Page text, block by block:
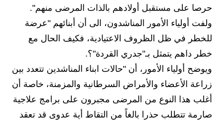
المرحلة المتوسطة
المرحلة الاعدادية
المرحلة الابتدائية
المرحلة المتوسطة
حرصا على مستقبل أولادهم بالذات المرضى منهم".
ولفت أولياء الأمور المناشدون، الى أن أبنائهم "عرضة
للخطر في ظل الظروف الاعتيادية، فكيف الحال مع
خطر داهم يتمثل بـ"جدري القردة"؟.
ويوضح أولياء الأمور، أن "حالات ابناء المناشدين تتعدد بين
زراعة الأعضاء والأمراض السرطانية والمزمنة، خاصة أن
أغلب هذا النوع من المرضى مجبرون على برامج علاجية
صارمة تتطلب حذرا بالغاً من التقاط أية عدوى قد تعقد